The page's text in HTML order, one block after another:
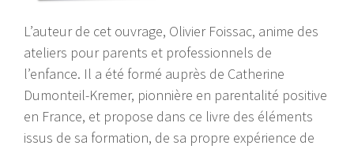
L’auteur de cet ouvrage, Olivier Foissac, anime des
ateliers pour parents et professionnels de
l’enfance. Il a été formé auprès de Catherine
Dumonteil-Kremer, pionnière en parentalité positive
en France, et propose dans ce livre des éléments
issus de sa formation, de sa propre expérience de